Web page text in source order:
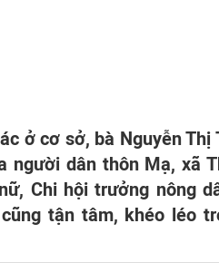
ở cơ sở, bà Nguyễn Thị
người dân thôn Mạ, xã
Chi hội trưởng nông
tận tâm, khéo léo